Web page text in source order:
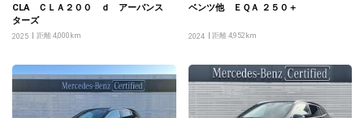
CLA ＣＬＡ２００ ｄ アーバンス
ターズ
2025 距離 4,000km
ベンツ他 ＥＱＡ ２５０＋
2024 距離 4,952km